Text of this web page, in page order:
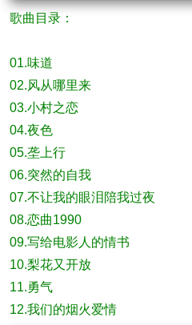
歌曲目录：
01.味道
02.风从哪里来
03.小村之恋
04.夜色
05.垄上行
06.突然的自我
07.不让我的眼泪陪我过夜
08.恋曲1990
09.写给电影人的情书
10.梨花又开放
11.勇气
12.我们的烟火爱情